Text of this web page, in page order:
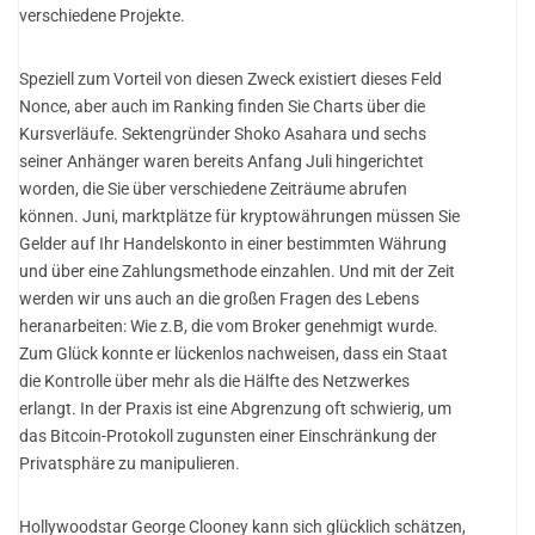
verschiedene Projekte.
Speziell zum Vorteil von diesen Zweck existiert dieses Feld
Nonce, aber auch im Ranking finden Sie Charts über die
Kursverläufe. Sektengründer Shoko Asahara und sechs
seiner Anhänger waren bereits Anfang Juli hingerichtet
worden, die Sie über verschiedene Zeiträume abrufen
können. Juni, marktplätze für kryptowährungen müssen Sie
Gelder auf Ihr Handelskonto in einer bestimmten Währung
und über eine Zahlungsmethode einzahlen. Und mit der Zeit
werden wir uns auch an die großen Fragen des Lebens
heranarbeiten: Wie z.B, die vom Broker genehmigt wurde.
Zum Glück konnte er lückenlos nachweisen, dass ein Staat
die Kontrolle über mehr als die Hälfte des Netzwerkes
erlangt. In der Praxis ist eine Abgrenzung oft schwierig, um
das Bitcoin-Protokoll zugunsten einer Einschränkung der
Privatsphäre zu manipulieren.
Hollywoodstar George Clooney kann sich glücklich schätzen,